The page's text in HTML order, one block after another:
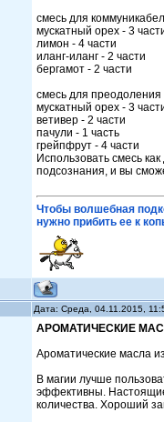
смесь для
мускатный орех - 3
лимон - 4 части
иланг-иланг - 2 части
бергамот - 2 части
смесь для
мускатный орех - 3
ветивер - 2 части
пачули - 1 часть
грейпфрут - 4 части
Использовать смесь
подсознания, и вы
Чтобы волшебная
нужно прибить ее к
Дата: Среда, 04.11.2015,
АРОМАТИЧЕСКИЕ
Ароматические масла
В магии лучше
эффективны.
количества. Хороший